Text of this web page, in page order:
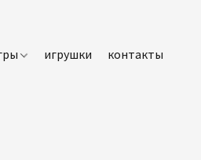
игрушки контакты